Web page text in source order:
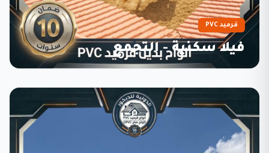
قرميد PVC
فيلا سكنية - التجمع